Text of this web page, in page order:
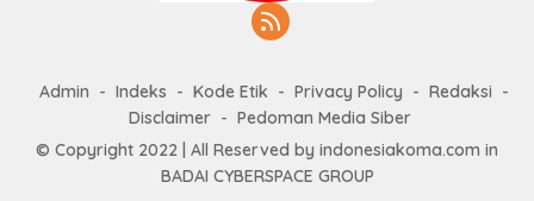
Admin Indeks Kode Etik Privacy Policy
Redaksi
Disclaimer
Pedoman Media Siber
© Copyright 2022 | All Reserved by indonesiakoma.com in
BADAI CYBERSPACE GROUP